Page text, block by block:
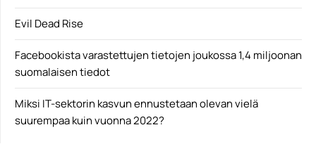
Evil Dead Rise
Facebookista varastettujen tietojen joukossa 1,4 miljoonan
suomalaisen tiedot
Miksi IT-sektorin kasvun ennustetaan olevan vielä
suurempaa kuin vuonna 2022?